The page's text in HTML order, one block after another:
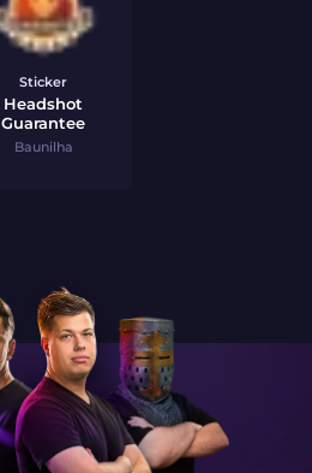
Sticker
Headshot
Guarantee
Baunilha